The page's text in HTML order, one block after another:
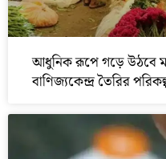
আধুনিক রূপে গড়ে উঠবে
বাণিজ্যকেন্দ্র তৈরির